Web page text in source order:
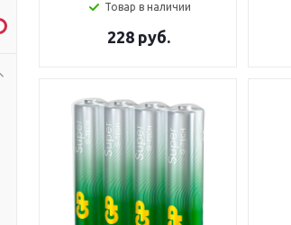
Товар в наличии
228 руб.